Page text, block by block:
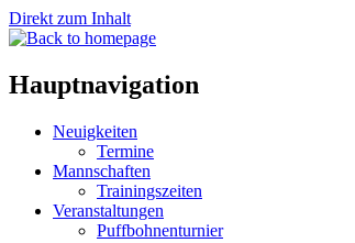
Direkt zum Inhalt
Hauptnavigation
Neuigkeiten
Termine
Mannschaften
Trainingszeiten
Veranstaltungen
Puffbohnenturnier